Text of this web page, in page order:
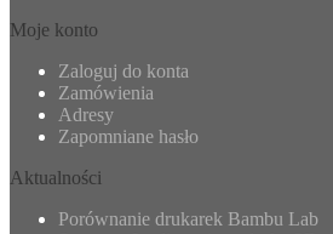
Moje konto
Zaloguj do konta
Zamówienia
Adresy
Zapomniane hasło
Aktualności
Porównanie drukarek Bambu Lab